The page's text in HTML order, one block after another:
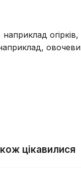
цікавилися